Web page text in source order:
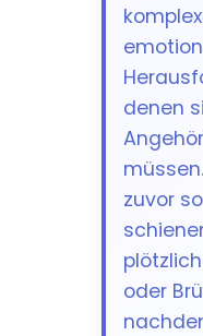
denen
zuvor
oder